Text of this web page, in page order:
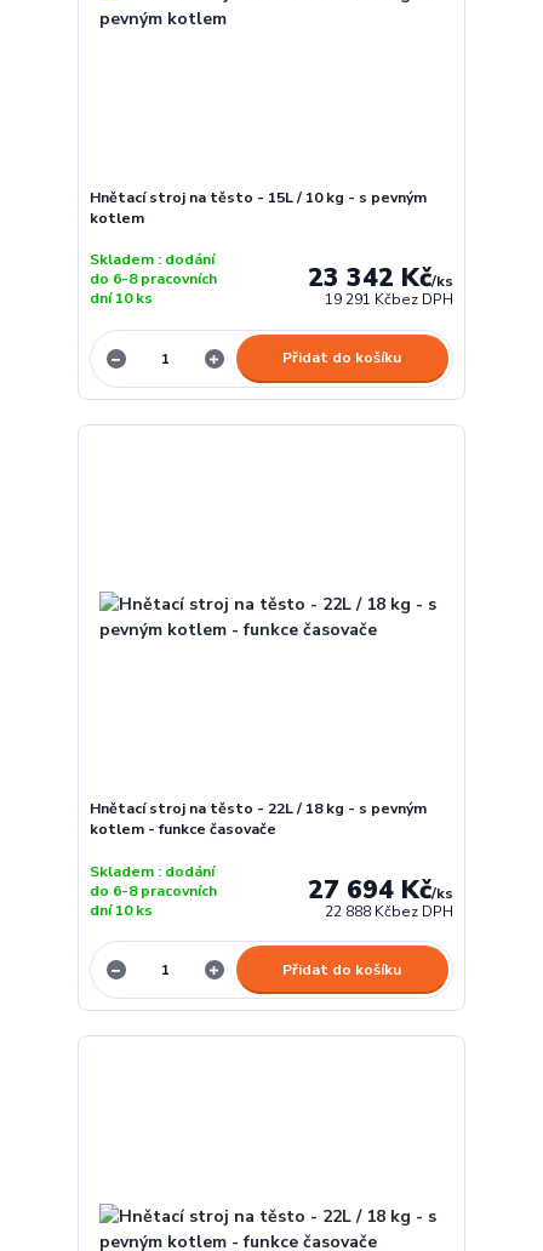
Hnětací stroj na těsto - 15L / 10 kg - s pevným
kotlem
23 342 Kč/ks
19 291 Kčbez DPH
Skladem : dodání
do 6-8 pracovních
dní 10 ks
Přidat do košíku
Hnětací stroj na těsto - 22L / 18 kg - s pevným
kotlem - funkce časovače
27 694 Kč/ks
22 888 Kčbez DPH
Skladem : dodání
do 6-8 pracovních
dní 10 ks
Přidat do košíku